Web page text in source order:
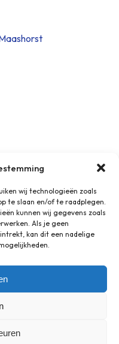
wij technologieën zoals
te slaan en/of te raadplegen.
kunnen wij gegevens zoals
Als je geen
kan dit een nadelige